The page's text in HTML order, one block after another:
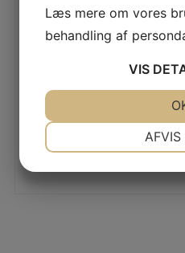
LÆS
TORK ALKOHOL
LÆS
Læs mere om vores
behandling af
VIS
AFVIS